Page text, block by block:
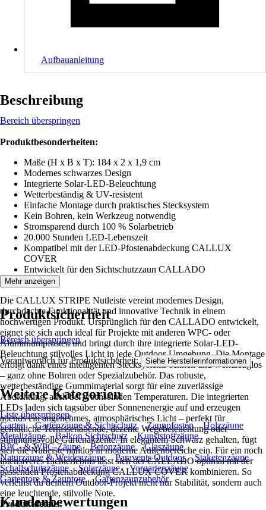
Aufbauanleitung
Beschreibung
Bereich überspringen
Produktbesonderheiten:
Maße (H x B x T): 184 x 2 x 1,9 cm
Modernes schwarzes Design
Integrierte Solar-LED-Beleuchtung
Wetterbeständig & UV-resistent
Einfache Montage durch praktisches Stecksystem
Kein Bohren, kein Werkzeug notwendig
Stromsparend durch 100 % Solarbetrieb
20.000 Stunden LED-Lebenszeit
Kompatibel mit der LED-Pfostenabdeckung CALLUX
COVER
Entwickelt für den Sichtschutzzaun CALLADO
Die CALLUX STRIPE Nutleiste vereint modernes Design,
durchdachte Funktionalität und innovative Technik in einem
hochwertigen Produkt. Ursprünglich für den CALLADO entwickelt,
eignet sie sich auch ideal für Projekte mit anderen WPC- oder
Aluminiumpfosten und bringt durch ihre integrierte Solar-LED-
Beleuchtung stilvolles Licht in jede Outdoor-Umgebung. Die Montage
erfolgt dank eines intelligenten Stecksystems schnell und werkzeuglos
– ganz ohne Bohren oder Spezialzubehör. Das robuste,
wetterbeständige Gummimaterial sorgt für eine zuverlässige
Abdichtung, auch bei wechselnden Temperaturen. Die integrierten
LEDs laden sich tagsüber über Sonnenenergie auf und erzeugen
abends ein angenehmes, atmosphärisches Licht – perfekt für
gemütliche Terrassenabende, dezente Wegebeleuchtung oder
stimmungsvolle Gartenakzente. In elegantem Schwarz gehalten, fügt
sich die Nutleiste nahtlos in moderne Außenbereiche ein. Für ein noch
intensiveres Lichterlebnis lässt sich der CALLADO optimal mit der
passenden Pfostenabdeckung CALLUX COVER kombinieren. So
verleihst du deinem Outdoor-Projekt nicht nur Stabilität, sondern auch
eine leuchtende, stilvolle Note.
Produktdetails:
Mehr anzeigen
Produktsicherheit
Bereich überspringen
Verantwortlich für Produktsicherheit: Siehe Herstellerinformationen .
Weitere Kategorien
Liste überspringen
Garten
Gartenzäune & Sichtschutz Zaunpfosten
Holzzäune
Metallzäune
Balkon Sichtschutz
Kunststoffzäune
BPC- & WPC-Zäune
Betonzäune
Glaszäune
Naturzäune & Weidenzäune
Paravents Outdoor
Staketenzäune
Schallschutzzäune
Solarzäune
Vorgartenzäune
Gartentore & Zauntore
Gartenzaunzubehör
Kundenbewertungen